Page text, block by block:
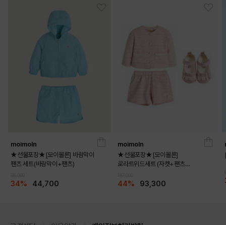
moimoln
★선물포장★[모이몰른] 바람막이
팬츠 세트(바람막이+팬츠)
34% 44,700
moimoln
★선물포장★[모이몰른]
로라트위드세트 (자켓+팬츠
44% 93,300